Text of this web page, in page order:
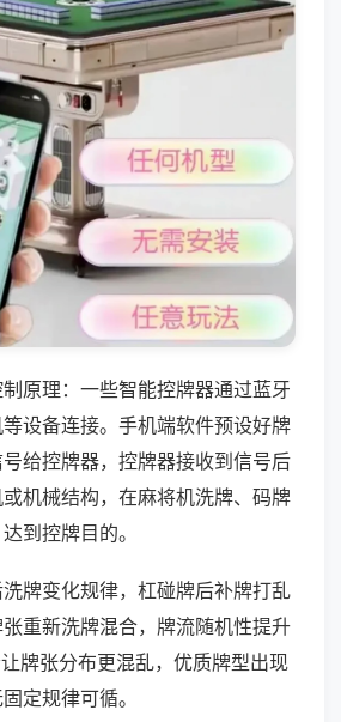
原理：一些智能控牌器通过蓝牙
设备连接。手机端软件预设好牌
给控牌器，控牌器接收到信号后
机械结构，在麻将机洗牌、码牌
到控牌目的。
牌变化规律，杠碰牌后补牌打乱
重新洗牌混合，牌流随机性提升
牌张分布更混乱，优质牌型出现
定规律可循。